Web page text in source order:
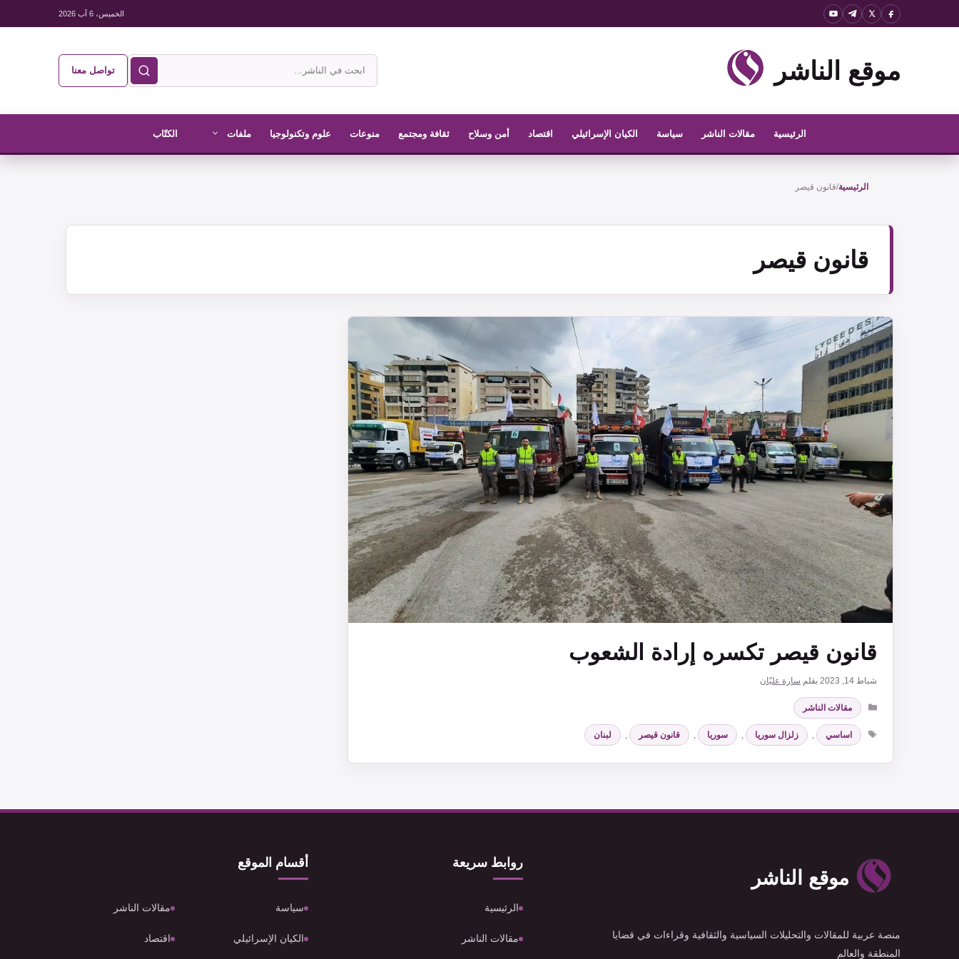
الخميس، 6 آب 2026
موقع الناشر
ابحث
في
الناشر
تواصل معنا
الرئيسية مقالات الناشر سياسة الكيان الإسرائيلي اقتصاد أمن وسلاح ثقافة ومجتمع منوعات علوم وتكنولوجيا ملفات الكتّاب
الرئيسية/قانون قيصر
قانون قيصر
قانون قيصر تكسره إرادة الشعوب
شباط 14, 2023 بقلم سارة عليّان
التصنيفات
مقالات الناشر
الوسوم
اساسي , زلزال سوريا , سوريا , قانون قيصر , لبنان
موقع الناشر
منصة عربية للمقالات والتحليلات السياسية والثقافية وقراءات في قضايا
المنطقة والعالم
روابط سريعة
الرئيسية
مقالات الناشر
أقسام الموقع
سياسة مقالات الناشر
الكيان الإسرائيلي اقتصاد